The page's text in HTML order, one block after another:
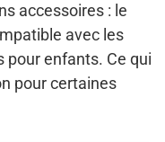
accessoires : le
avec les
pour enfants. Ce qui
pour certaines